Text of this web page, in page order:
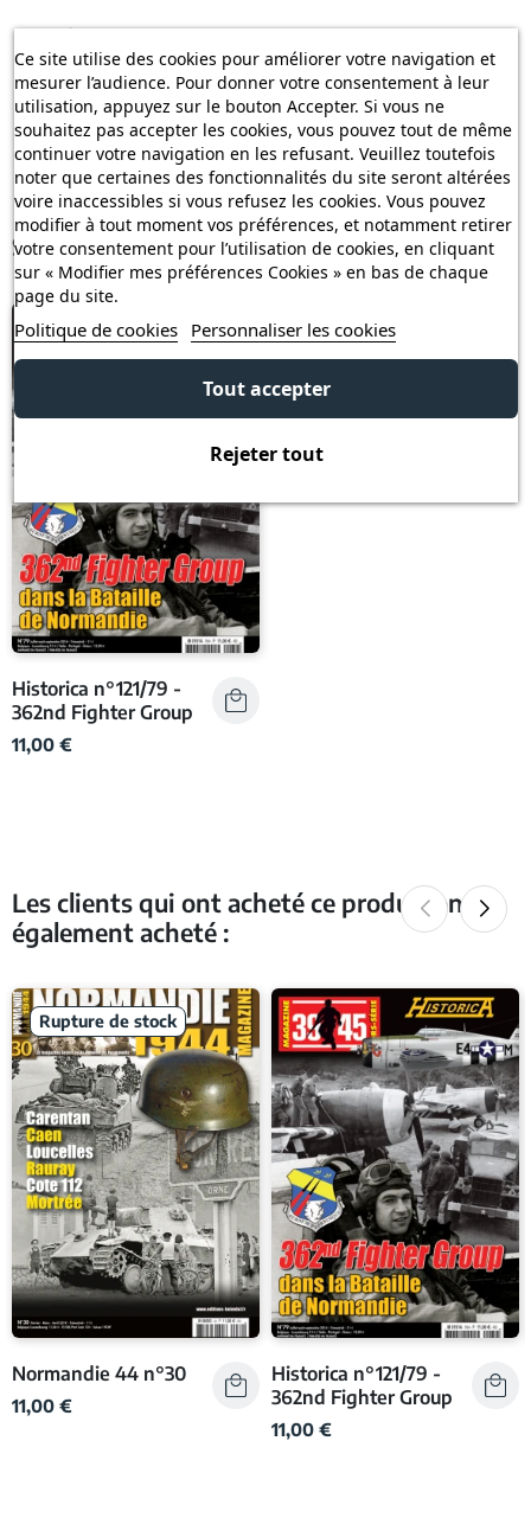
le Client des droits de douane et taxes applicables ; il appartient
au Client de se renseigner auprès des autorités compétentes de
son pays.
Souvent achetés ensemble
Historica n°121/79 -
362nd Fighter Group
11,00 €
Les clients qui ont acheté ce produit ont
également acheté :
Rupture de stock
Normandie 44 n°30
11,00 €
Historica n°121/79 -
362nd Fighter Group
11,00 €
Ce site utilise des cookies pour améliorer votre navigation et
mesurer l’audience. Pour donner votre consentement à leur
utilisation, appuyez sur le bouton Accepter. Si vous ne
souhaitez pas accepter les cookies, vous pouvez tout de même
continuer votre navigation en les refusant. Veuillez toutefois
noter que certaines des fonctionnalités du site seront altérées
voire inaccessibles si vous refusez les cookies. Vous pouvez
modifier à tout moment vos préférences, et notamment retirer
votre consentement pour l’utilisation de cookies, en cliquant
sur « Modifier mes préférences Cookies » en bas de chaque
page du site.
Politique de cookies Personnaliser les cookies
Rejeter tout
Tout accepter